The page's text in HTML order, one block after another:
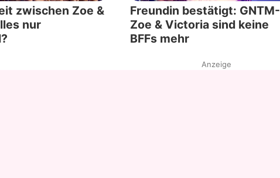
zwischen Zoe &
nur
Freundin bestätigt: GNTM-
Zoe & Victoria sind keine
BFFs mehr
Anzeige